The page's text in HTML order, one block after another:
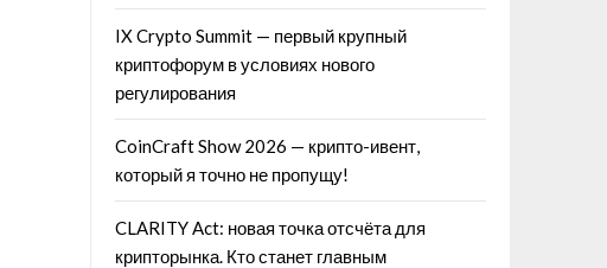
IX Crypto Summit — первый крупный
криптофорум в условиях нового
регулирования
CoinCraft Show 2026 — крипто-ивент,
который я точно не пропущу!
CLARITY Act: новая точка отсчёта для
крипторынка. Кто станет главным